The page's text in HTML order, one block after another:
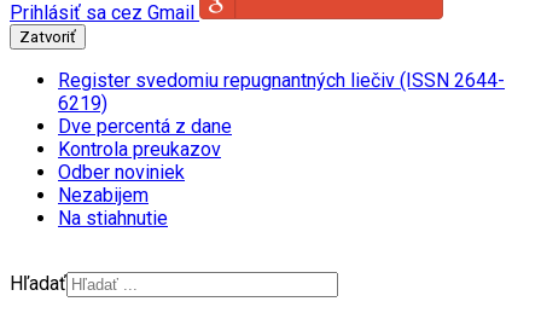
Prihlásiť sa cez Gmail
Zatvoriť
Register svedomiu repugnantných liečiv (ISSN 2644-
6219)
Dve percentá z dane
Kontrola preukazov
Odber noviniek
Nezabijem
Na stiahnutie
Hľadať